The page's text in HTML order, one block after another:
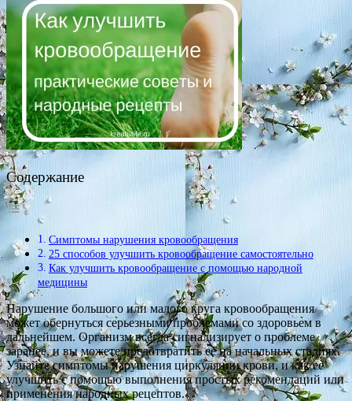
Содержание
Симптомы нарушения кровообращения
25 способов улучшить кровообращение самостоятельно
Как улучшить кровообращение с помощью народной
медицины
Нарушение большого или малого круга кровообращения
может обернуться серьезными проблемами со здоровьем в
дальнейшем. Организм всегда сигнализирует о проблеме
заранее, и вы можете предотвратить ее на начальных стадиях.
Узнайте симптомы нарушения циркуляции крови, и как ее
улучшить с помощью выполнения простых рекомендаций или
применения народных рецептов.